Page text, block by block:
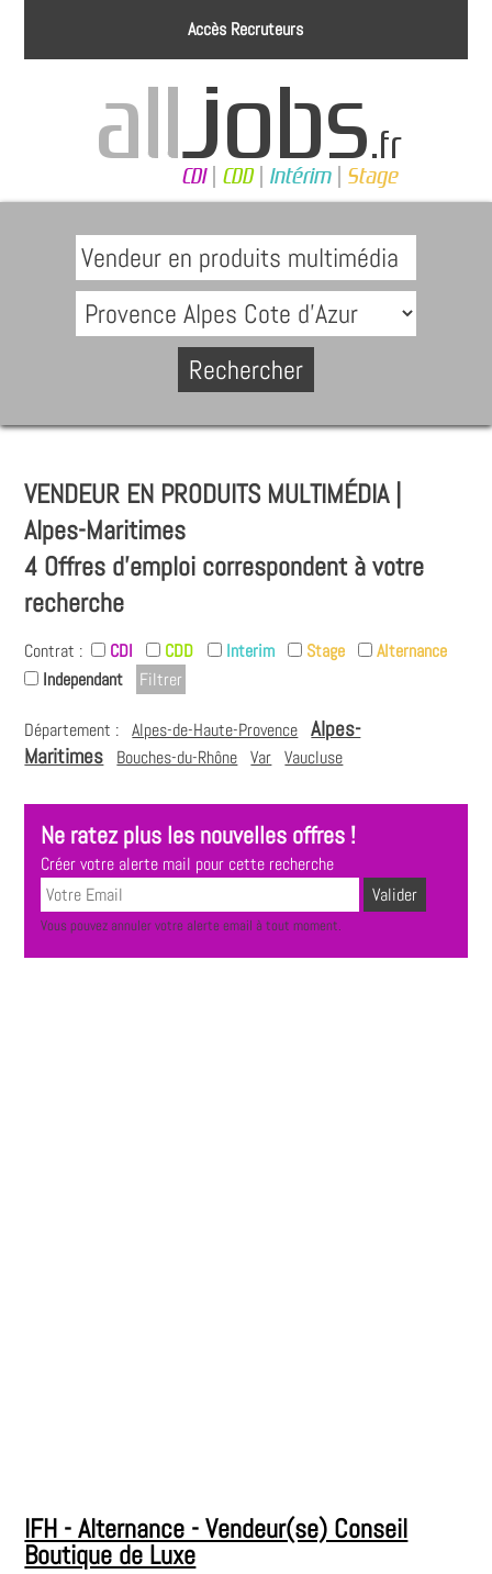
Accès Recruteurs
VENDEUR EN PRODUITS MULTIMÉDIA |
Alpes-Maritimes
4 Offres d'emploi correspondent à votre
recherche
Contrat : CDI CDD Interim Stage
Alternance
Independant
Département : Alpes-de-Haute-Provence Alpes-
Maritimes
Bouches-du-Rhône Var Vaucluse
Ne ratez plus les nouvelles offres !
Créer votre alerte mail pour cette recherche
Vous pouvez annuler votre alerte email à tout moment.
IFH - Alternance - Vendeur(se) Conseil
Boutique de Luxe